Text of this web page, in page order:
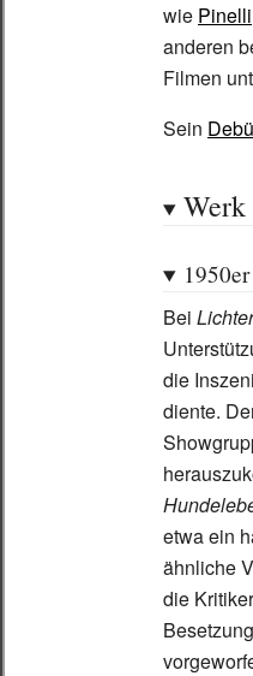
wie Pinelli
anderen
Filmen
Sein
Werk
Bei
die
diente.
etwa ein
ähnliche
die